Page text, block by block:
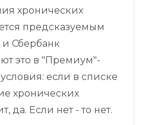
хронических
предсказуемым
и Сбербанк
это в "Премиум"-
если в списке
хронических
да. Если нет - то нет.